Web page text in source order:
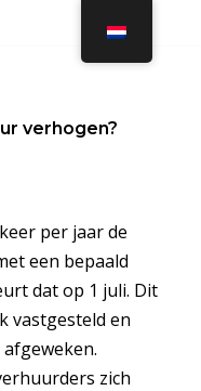
verhogen?
per jaar de
een bepaald
dat op 1 juli. Dit
vastgesteld en
zich